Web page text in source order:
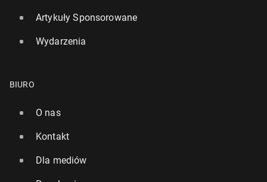
Artykuły Sponsorowane
Wydarzenia
BIURO
O nas
Kontakt
Dla mediów